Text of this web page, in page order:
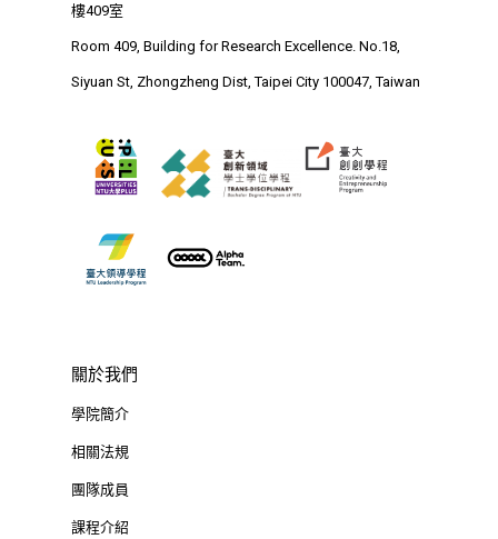
樓409室
Room 409, Building for Research Excellence. No.18,
Siyuan St, Zhongzheng Dist, Taipei City 100047, Taiwan
關於我們
學院簡介
相關法規
團隊成員
課程介紹
團隊成員
24hrs D
創新領域學士學位學程
領導學分學程
相關計畫
跟著董總實習
探索學習計畫
相關表單
D電子報
EN